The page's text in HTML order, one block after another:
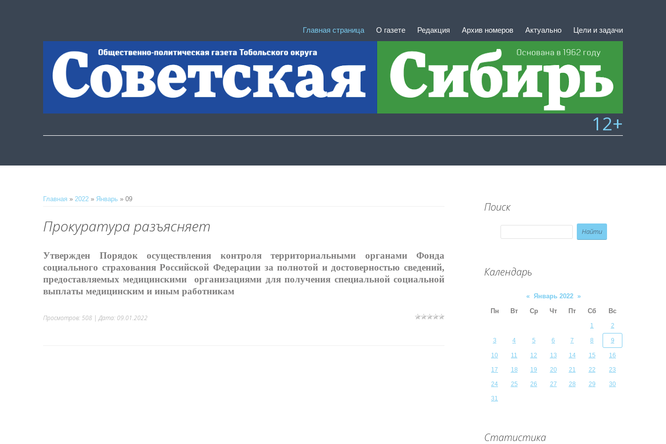
Главная страница О газете Редакция Архив номеров Актуально Цели и задачи
12+
Главная » 2022 » Январь » 09
Прокуратура разъясняет
Утвержден Порядок осуществления контроля территориальными органами Фонда
социального страхования Российской Федерации за полнотой и достоверностью сведений,
предоставляемых медицинскими организациями для получения специальной социальной
выплаты медицинским и иным работникам
Просмотров: 508 | Дата: 09.01.2022
Поиск
Календарь
« Январь 2022 »
Пн
Вт Ср Чт Пт Сб Вс
1 2
3 4 5 6 7 8 9
10 11 12 13 14 15 16
17 18 19 20 21 22 23
24 25 26 27 28 29 30
31
Статистика